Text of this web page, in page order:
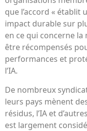
que l’accord «
impact durable sur
en ce qui concerne
être récompensés
performances et
l’IA.
De nombreux
leurs pays mènent
résidus, l’IA et
est largement